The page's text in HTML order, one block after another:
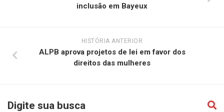
inclusão em Bayeux
HISTÓRIA ANTERIOR
ALPB aprova projetos de lei em favor dos
direitos das mulheres
Digite sua busca